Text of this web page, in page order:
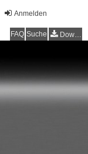
Anmelden
FAQ Suche Downloads